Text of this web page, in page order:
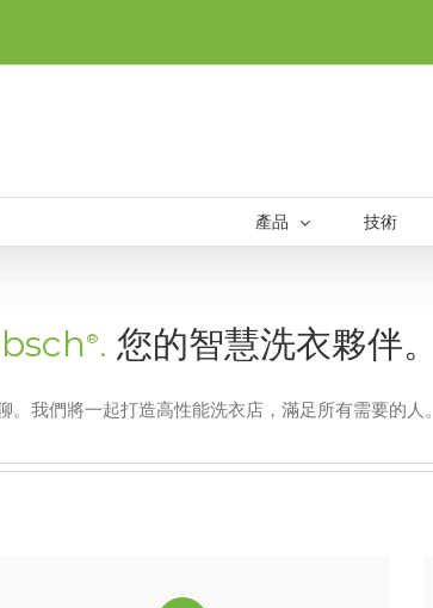
產品 技術
® . 您的智慧洗衣夥伴。
我們將一起打造高性能洗衣店，滿足所有需要的人。